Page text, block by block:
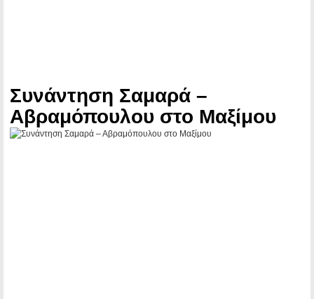
Συνάντηση Σαμαρά –
Αβραμόπουλου στο Μαξίμου